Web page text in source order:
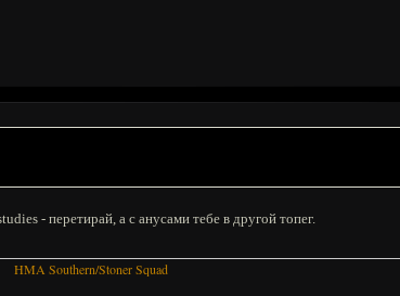
- перетирай, а с анусами тебе в другой топег.
HMA Southern/Stoner Squad